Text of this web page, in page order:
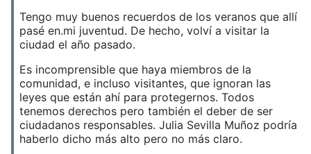
Tengo muy buenos recuerdos de los veranos que allí
pasé en.mi juventud. De hecho, volví a visitar la
ciudad el año pasado.
Es incomprensible que haya miembros de la
comunidad, e incluso visitantes, que ignoran las
leyes que están ahí para protegernos. Todos
tenemos derechos pero también el deber de ser
ciudadanos responsables. Julia Sevilla Muñoz podría
haberlo dicho más alto pero no más claro.